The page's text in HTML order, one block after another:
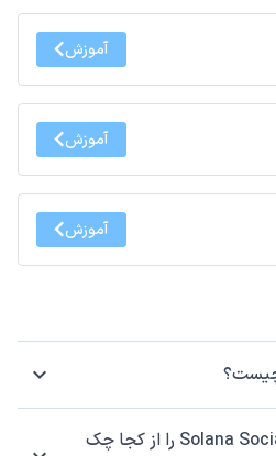
آموزش
آموزش
آموزش
قیمت لحظه‌ای Solana Social Explorer را از کجا چک